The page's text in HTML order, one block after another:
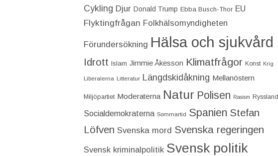
Cykling Djur Donald Trump Ebba Busch-Thor EU
Flyktingfrågan Folkhälsomyndigheten
Förundersökning Hälsa och sjukvård
Idrott Islam Jimmie Åkesson Klimatfrågor Konst Krig
Liberalerna Litteratur Längdskidåkning Mellanöstern
Miljöpartiet Moderaterna Natur Polisen Rasism Ryssland
Socialdemokraterna Sommartid Spanien Stefan
Löfven Svenska mord Svenska regeringen
Svensk kriminalpolitik Svensk politik